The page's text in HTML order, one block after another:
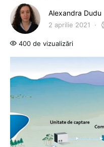
Alexandra Dudu
2 aprilie 2021
400 de vizualizări